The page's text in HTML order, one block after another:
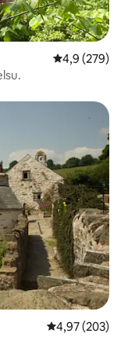
Prosečna
4,9 (279)
Prosečna
4,97 (203)